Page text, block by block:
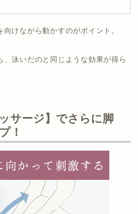
向けながら動かすのがポイント。
、泳いだのと同じような効果が得ら
サージ】でさらに脚
！